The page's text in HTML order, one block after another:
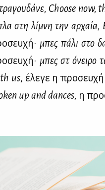
Choose now,
στη λί­μνη την αρ­χαία,
μπες πά­λι στο
μπες στ᾽ όνει­ρο
us, έλε­γε η
up anddances, η